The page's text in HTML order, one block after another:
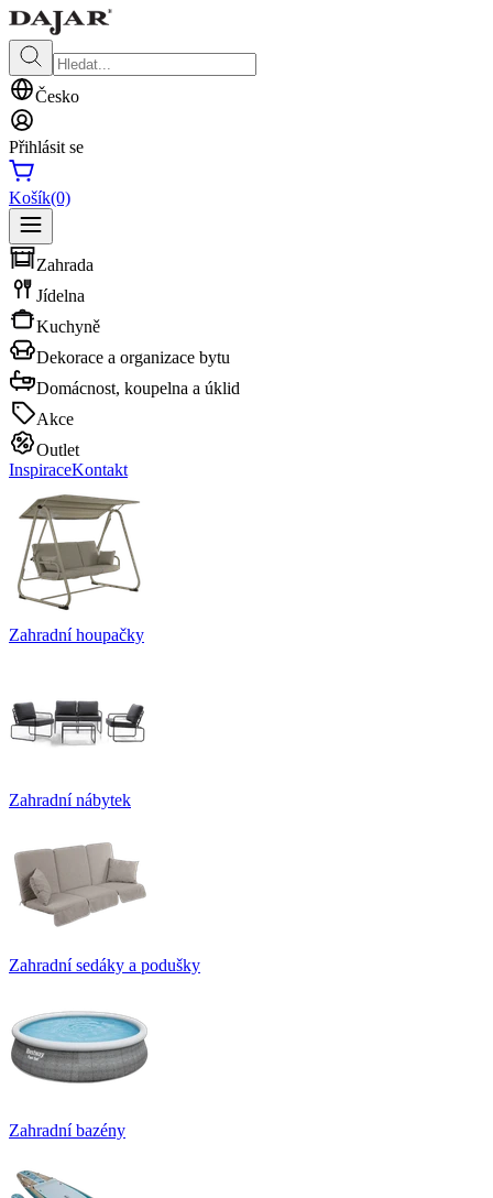
Česko
Přihlásit se
Košík(0)
Zahrada
Jídelna
Kuchyně
Dekorace a organizace bytu
Domácnost, koupelna a úklid
Akce
Outlet
InspiraceKontakt
Zahradní houpačky
Zahradní nábytek
Zahradní sedáky a podušky
Zahradní bazény